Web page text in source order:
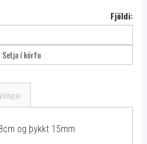
Fjöldi:
Setja í körfu
og þykkt 15mm